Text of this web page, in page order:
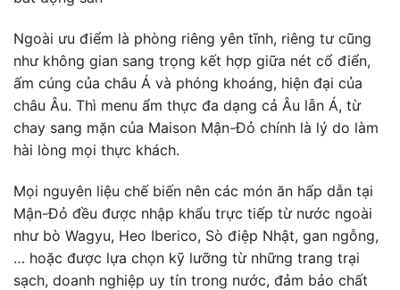
Ngoài ưu điểm là phòng riêng yên tĩnh, riêng tư cũng
như không gian sang trọng kết hợp giữa nét cổ điển,
ấm cúng của châu Á và phóng khoáng, hiện đại của
châu Âu. Thì menu ẩm thực đa dạng cả Âu lẫn Á, từ
chay sang mặn của Maison Mận-Đỏ chính là lý do làm
hài lòng mọi thực khách.
Mọi nguyên liệu chế biến nên các món ăn hấp dẫn tại
Mận-Đỏ đều được nhập khẩu trực tiếp từ nước ngoài
như bò Wagyu, Heo Iberico, Sò điệp Nhật, gan ngỗng,
… hoặc được lựa chọn kỹ lưỡng từ những trang trại
sạch, doanh nghiệp uy tín trong nước, đảm bảo chất